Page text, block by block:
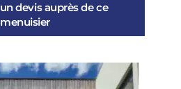
devis auprès de ce
menuisier